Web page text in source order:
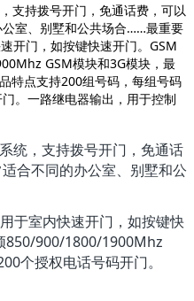
支持拨号开门，免通话费，可以
室、别墅和公共场合……最重要
开门，如按键快速开门。GSM
GSM模块和3G模块，最
特点支持200组号码，每组号码
。一路继电器输出，用于控制
统，支持拨号开门，免通话
合不同的办公室、别墅和公
于室内快速开门，如按键快
850/900/1800/1900Mhz
个授权电话号码开门。